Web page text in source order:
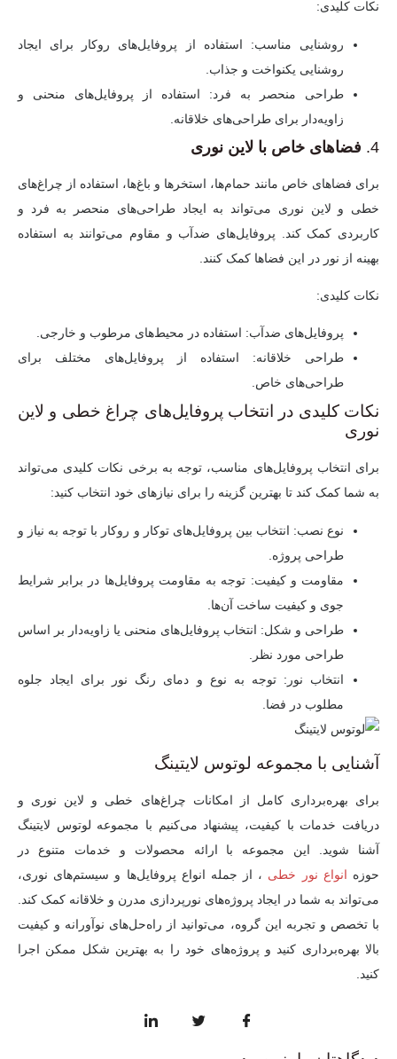
نکات کلیدی:
روشنایی مناسب: استفاده از پروفایل‌های روکار برای ایجاد
روشنایی یکنواخت و جذاب.
طراحی منحصر به فرد: استفاده از پروفایل‌های منحنی و
زاویه‌دار برای طراحی‌های خلاقانه.
4. فضاهای خاص با لاین نوری
برای فضاهای خاص مانند حمام‌ها، استخرها و باغ‌ها، استفاده از چراغ‌های
خطی و لاین نوری می‌تواند به ایجاد طراحی‌های منحصر به فرد و
کاربردی کمک کند. پروفایل‌های ضدآب و مقاوم می‌توانند به استفاده
بهینه از نور در این فضاها کمک کنند.
نکات کلیدی:
پروفایل‌های ضدآب: استفاده در محیط‌های مرطوب و خارجی.
طراحی خلاقانه: استفاده از پروفایل‌های مختلف برای
طراحی‌های خاص.
نکات کلیدی در انتخاب پروفایل‌های چراغ خطی و لاین
نوری
برای انتخاب پروفایل‌های مناسب، توجه به برخی نکات کلیدی می‌تواند
به شما کمک کند تا بهترین گزینه را برای نیازهای خود انتخاب کنید:
نوع نصب: انتخاب بین پروفایل‌های توکار و روکار با توجه به نیاز و
طراحی پروژه.
مقاومت و کیفیت: توجه به مقاومت پروفایل‌ها در برابر شرایط
جوی و کیفیت ساخت آن‌ها.
طراحی و شکل: انتخاب پروفایل‌های منحنی یا زاویه‌دار بر اساس
طراحی مورد نظر.
انتخاب نور: توجه به نوع و دمای رنگ نور برای ایجاد جلوه
مطلوب در فضا.
آشنایی با مجموعه لوتوس لایتینگ
برای بهره‌برداری کامل از امکانات چراغ‌های خطی و لاین نوری و
دریافت خدمات با کیفیت، پیشنهاد می‌کنیم با مجموعه لوتوس لایتینگ
آشنا شوید. این مجموعه با ارائه محصولات و خدمات متنوع در
حوزه انواع نور خطی ، از جمله انواع پروفایل‌ها و سیستم‌های نوری،
می‌تواند به شما در ایجاد پروژه‌های نورپردازی مدرن و خلاقانه کمک کند.
با تخصص و تجربه این گروه، می‌توانید از راه‌حل‌های نوآورانه و کیفیت
بالا بهره‌برداری کنید و پروژه‌های خود را به بهترین شکل ممکن اجرا
کنید.